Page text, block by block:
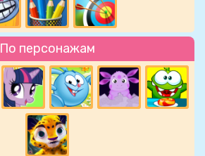
По персонажам